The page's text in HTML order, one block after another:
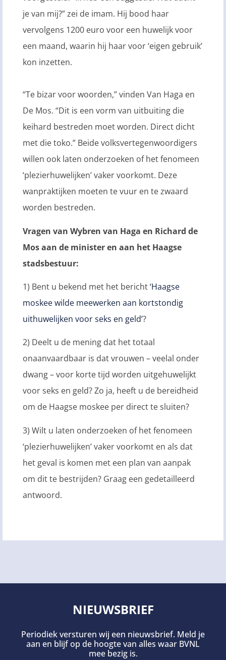
je van mij?” zei de imam. Hij bood haar
vervolgens 1200 euro voor een huwelijk voor
een maand, waarin hij haar voor ‘eigen gebruik’
kon inzetten.
“Te bizar voor woorden,” vinden Van Haga en
De Mos. “Dit is een vorm van uitbuiting die
keihard bestreden moet worden. Direct dicht
met die toko.” Beide volksvertegenwoordigers
willen ook laten onderzoeken of het fenomeen
‘plezierhuwelijken’ vaker voorkomt. Deze
wanpraktijken moeten te vuur en te zwaard
worden bestreden.
Vragen van Wybren van Haga en Richard de
Mos aan de minister en aan het Haagse
stadsbestuur:
1) Bent u bekend met het bericht‘Haagse
moskee wilde meewerken aan kortstondig
uithuwelijken voor seks en geld’?
2) Deelt u de mening dat het totaal
onaanvaardbaar is dat vrouwen – veelal onder
dwang – voor korte tijd worden uitgehuwelijkt
voor seks en geld? Zo ja, heeft u de bereidheid
om de Haagse moskee per direct te sluiten?
3) Wilt u laten onderzoeken of het fenomeen
‘plezierhuwelijken’ vaker voorkomt en als dat
het geval is komen met een plan van aanpak
om dit te bestrijden? Graag een gedetailleerd
antwoord.
NIEUWSBRIEF
Periodiek versturen wij een nieuwsbrief. Meld je
aan en blijf op de hoogte van alles waar BVNL
mee bezig is.